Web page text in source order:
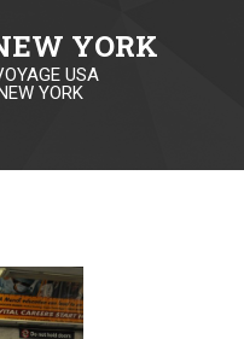
YORK
USA
YORK